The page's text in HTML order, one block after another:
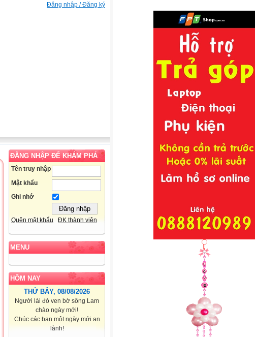
Đăng nhập / Đăng ký
ĐĂNG NHẬP ĐỂ KHÁM PHÁ
Tên truy nhập
Mật khẩu
Ghi nhớ
Quên mật khẩu ĐK thành viên
MENU
HÔM NAY
THỨ BẢY, 08/08/2026
Người lái đò ven bờ sông Lam
chào ngày mới!
Chúc các bạn một ngày mới an
lành!